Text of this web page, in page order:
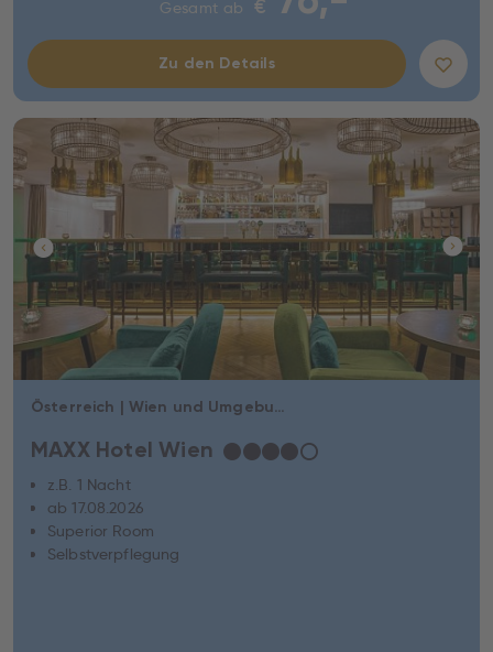
Gesamt ab €
Zu den Details
Österreich | Wien und Umgebung | Wien
MAXX Hotel Wien ★★★★☆
z.B. 1 Nacht
ab 17.08.2026
Superior Room
Selbstverpflegung